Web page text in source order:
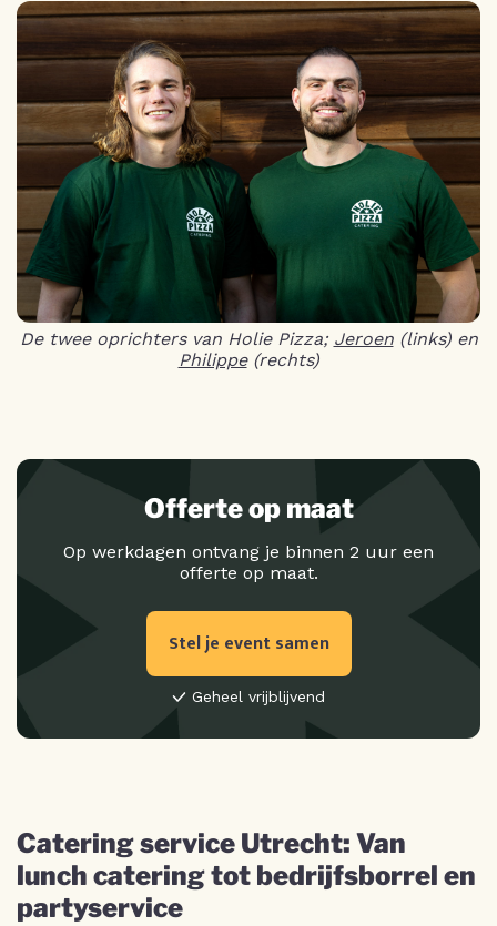
De twee oprichters van Holie Pizza; Jeroen(links) en
Philippe(rechts)
Offerte op maat
Op werkdagen ontvang je binnen 2 uur een
offerte op maat.
Stel je event samen
Geheel vrijblijvend
Catering service Utrecht: Van
lunch catering tot bedrijfsborrel en
partyservice